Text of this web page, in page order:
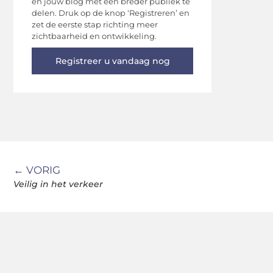
delen. Druk op de knop ‘Registreren’ en
zet de eerste stap richting meer
zichtbaarheid en ontwikkeling.
Registreer u vandaag nog
← VORIG
Veilig in het verkeer